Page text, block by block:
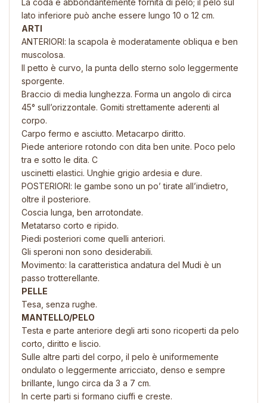
lato inferiore può anche essere lungo 10 o 12 cm.
ARTI
ANTERIORI: la scapola è moderatamente obliqua e ben
muscolosa.
Il petto è curvo, la punta dello sterno solo leggermente
sporgente.
Braccio di media lunghezza. Forma un angolo di circa
45° sull’orizzontale. Gomiti strettamente aderenti al
corpo.
Carpo fermo e asciutto. Metacarpo diritto.
Piede anteriore rotondo con dita ben unite. Poco pelo
tra e sotto le dita. C
uscinetti elastici. Unghie grigio ardesia e dure.
POSTERIORI: le gambe sono un po’ tirate all’indietro,
oltre il posteriore.
Coscia lunga, ben arrotondate.
Metatarso corto e ripido.
Piedi posteriori come quelli anteriori.
Gli speroni non sono desiderabili.
Movimento: la caratteristica andatura del Mudi è un
passo trotterellante.
PELLE
Tesa, senza rughe.
MANTELLO/PELO
Testa e parte anteriore degli arti sono ricoperti da pelo
corto, diritto e liscio.
Sulle altre parti del corpo, il pelo è uniformemente
ondulato o leggermente arricciato, denso e sempre
brillante, lungo circa da 3 a 7 cm.
In certe parti si formano ciuffi e creste.